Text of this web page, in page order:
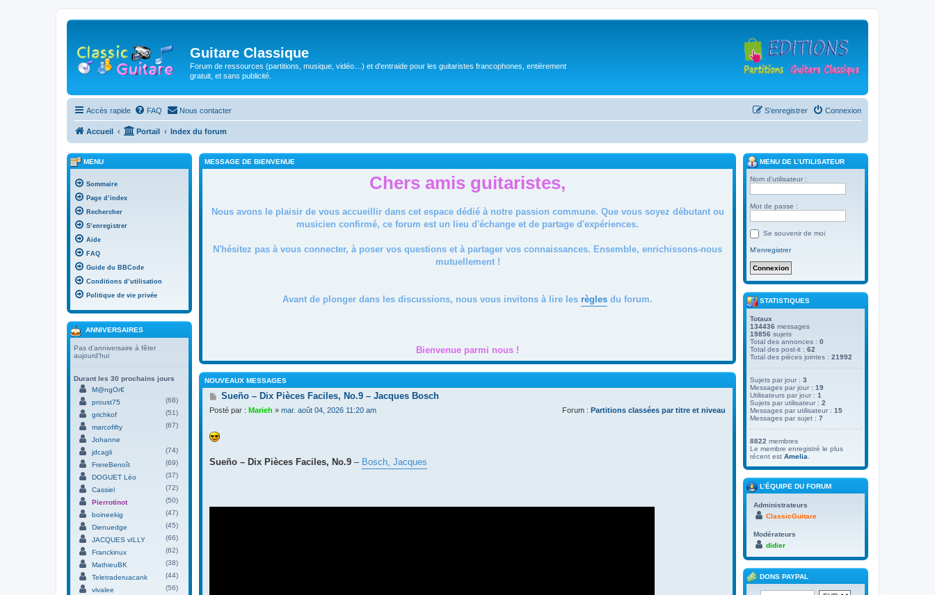
Guitare Classique
Forum de ressources (partitions, musique, vidéo…) et d'entraide pour les guitaristes francophones, entièrement
gratuit, et sans publicité.
Accès rapide FAQ Nous contacter Connexion
S’enregistrer
Accueil Portail Index du forum
MESSAGE DE BIENVENUE
Chers amis guitaristes,
Nous avons le plaisir de vous accueillir dans cet espace dédié à notre passion commune. Que vous soyez débutant ou
musicien confirmé, ce forum est un lieu d'échange et de partage d'expériences.
N'hésitez pas à vous connecter, à poser vos questions et à partager vos connaissances. Ensemble, enrichissons-nous
mutuellement !
Avant de plonger dans les discussions, nous vous invitons à lire les règles du forum.
Bienvenue parmi nous !
NOUVEAUX MESSAGES
M
s
a
g
Sueño – Dix Pièces Faciles, No.9 – Jacques Bosch
Posté par : Marieh » mar. août 04, 2026 11:20 am Forum : Partitions classées par titre et niveau
Sueño – Dix Pièces Faciles, No.9 – Bosch, Jacques
MENU
Sommaire
Page d’index
Rechercher
S’enregistrer
Aide
FAQ
Guide du BBCode
Conditions d’utilisation
Politique de vie privée
ANNIVERSAIRES
Pas d’anniversaire à fêter
aujourd’hui
Durant les 30 prochains jours
M@ngOr€
proust75
(68)
grichkof
(51)
marcofifty
(67)
Johanne
jdcagli
(74)
FrereBenoît
(69)
DOGUET Léo
(37)
Cassiel
(72)
Pierrotinot
(50)
boineekig
(47)
Dienuedge
(45)
JACQUES vILLY
(66)
Franckinux
(62)
MathieuBK
(38)
Teletraderuacank
(44)
vivalee
(56)
MENU DE L’UTILISATEUR
Nom d’utilisateur :
Mot de passe :
Se souvenir de moi
M’enregistrer
STATISTIQUES
Totaux
134436 messages
19856 sujets
Total des annonces : 0
Total des post-it : 62
Total des pièces jointes : 21992
Sujets par jour : 3
Messages par jour : 19
Utilisateurs par jour : 1
Sujets par utilisateur : 2
Messages par utilisateur : 15
Messages par sujet : 7
8822 membres
Le membre enregistré le plus
récent est Amelia
L’ÉQUIPE DU FORUM
Administrateurs
ClassicGuitare
Modérateurs
didier
DONS PAYPAL